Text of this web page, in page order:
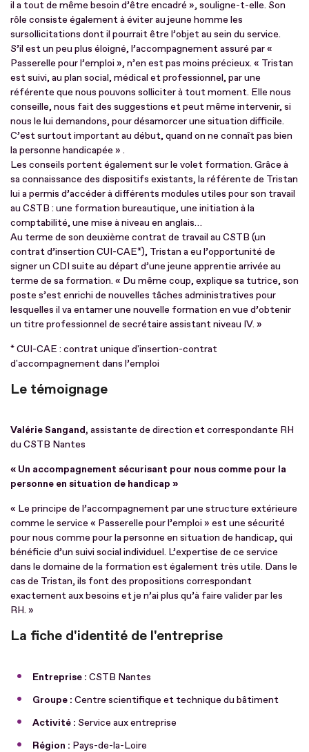
il a tout de même besoin d’être encadré », souligne-t-elle. Son
rôle consiste également à éviter au jeune homme les
sursollicitations dont il pourrait être l’objet au sein du service.
S’il est un peu plus éloigné, l’accompagnement assuré par «
Passerelle pour l’emploi », n’en est pas moins précieux. « Tristan
est suivi, au plan social, médical et professionnel, par une
référente que nous pouvons solliciter à tout moment. Elle nous
conseille, nous fait des suggestions et peut même intervenir, si
nous le lui demandons, pour désamorcer une situation difficile.
C’est surtout important au début, quand on ne connaît pas bien
la personne handicapée » .
Les conseils portent également sur le volet formation. Grâce à
sa connaissance des dispositifs existants, la référente de Tristan
lui a permis d’accéder à différents modules utiles pour son travail
au CSTB : une formation bureautique, une initiation à la
comptabilité, une mise à niveau en anglais…
Au terme de son deuxième contrat de travail au CSTB (un
contrat d’insertion CUI-CAE*), Tristan a eu l’opportunité de
signer un CDI suite au départ d’une jeune apprentie arrivée au
terme de sa formation. « Du même coup, explique sa tutrice, son
poste s’est enrichi de nouvelles tâches administratives pour
lesquelles il va entamer une nouvelle formation en vue d’obtenir
un titre professionnel de secrétaire assistant niveau IV. »
* CUI-CAE : contrat unique d'insertion-contrat
d'accompagnement dans l’emploi
Le témoignage
Valérie Sangand, assistante de direction et correspondante RH
du CSTB Nantes
« Un accompagnement sécurisant pour nous comme pour la
personne en situation de handicap »
« Le principe de l’accompagnement par une structure extérieure
comme le service « Passerelle pour l’emploi » est une sécurité
pour nous comme pour la personne en situation de handicap, qui
bénéficie d’un suivi social individuel. L’expertise de ce service
dans le domaine de la formation est également très utile. Dans le
cas de Tristan, ils font des propositions correspondant
exactement aux besoins et je n’ai plus qu’à faire valider par les
RH. »
La fiche d'identité de l'entreprise
Entreprise : CSTB Nantes
Groupe : Centre scientifique et technique du bâtiment
Activité : Service aux entreprise
Région : Pays-de-la-Loire